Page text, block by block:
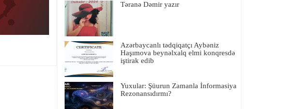
Təranə Dəmir yazır
Azərbaycanlı tədqiqatçı Aybəniz
Haşımova beynəlxalq elmi konqresdə
iştirak edib
Yuxular: Şüurun Zamanla İnformasiya
Rezonansıdırmı?